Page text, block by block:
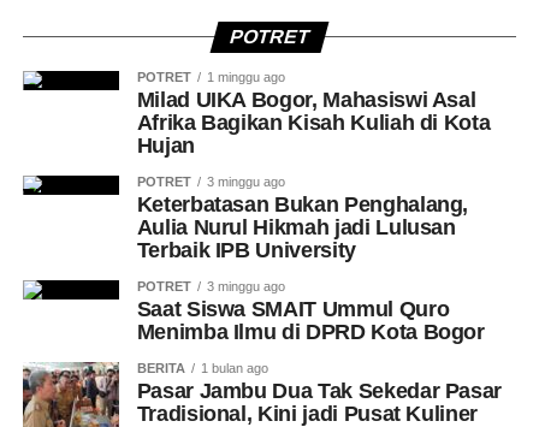
POTRET
POTRET 1 minggu ago
Milad UIKA Bogor, Mahasiswi Asal
Afrika Bagikan Kisah Kuliah di Kota
Hujan
POTRET 3 minggu ago
Keterbatasan Bukan Penghalang,
Aulia Nurul Hikmah jadi Lulusan
Terbaik IPB University
POTRET 3 minggu ago
Saat Siswa SMAIT Ummul Quro
Menimba Ilmu di DPRD Kota Bogor
BERITA 1 bulan ago
Pasar Jambu Dua Tak Sekedar Pasar
Tradisional, Kini jadi Pusat Kuliner